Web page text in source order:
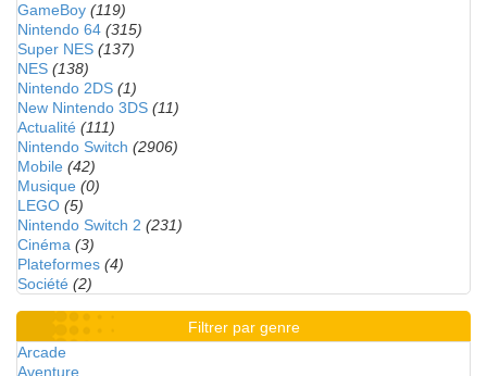
GameBoy (119)
Nintendo 64 (315)
Super NES (137)
NES (138)
Nintendo 2DS (1)
New Nintendo 3DS (11)
Actualité (111)
Nintendo Switch (2906)
Mobile (42)
Musique (0)
LEGO (5)
Nintendo Switch 2 (231)
Cinéma (3)
Plateformes (4)
Société (2)
Filtrer par genre
Arcade
Aventure